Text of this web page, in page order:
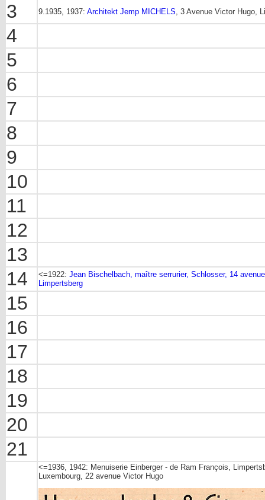
3
9.1935, 1937: Architekt Jemp MICHELS, 3 Avenue Victor Hugo,
4
5
6
7
8
9
10
11
12
13
14
<=1922: Jean Bischelbach, maître serrurier, Schlosser, 14
Limpertsberg
15
16
17
18
19
20
21
<=1936, 1942: Menuiserie Einberger - de Ram François,
Luxembourg, 22 avenue Victor Hugo